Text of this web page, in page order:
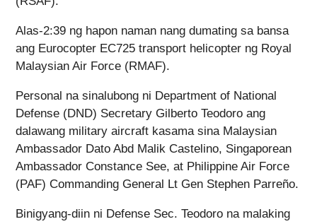
Alas-2:39 ng hapon naman nang dumating sa bansa
ang Eurocopter EC725 transport helicopter ng Royal
Malaysian Air Force (RMAF).
Personal na sinalubong ni Department of National
Defense (DND) Secretary Gilberto Teodoro ang
dalawang military aircraft kasama sina Malaysian
Ambassador Dato Abd Malik Castelino, Singaporean
Ambassador Constance See, at Philippine Air Force
(PAF) Commanding General Lt Gen Stephen Parreño.
Binigyang-diin ni Defense Sec. Teodoro na malaking